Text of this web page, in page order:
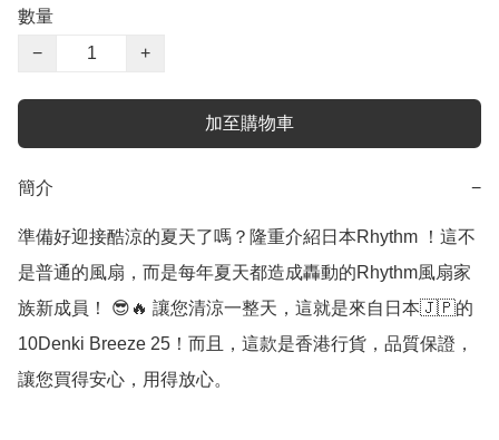
數量
−
+
加至購物車
簡介 −
準備好迎接酷涼的夏天了嗎？隆重介紹日本Rhythm ！這不
是普通的風扇，而是每年夏天都造成轟動的Rhythm風扇家
族新成員！ 😎🔥 讓您清涼一整天，這就是來自日本🇯🇵的
10Denki Breeze 25！而且，這款是香港行貨，品質保證，
讓您買得安心，用得放心。